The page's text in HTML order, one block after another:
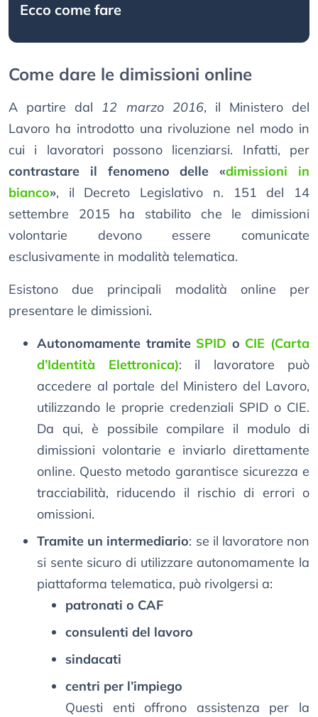
Ecco come fare
Come dare le dimissioni online
A partire dal 12 marzo 2016, il Ministero del
Lavoro ha introdotto una rivoluzione nel modo in
cui i lavoratori possono licenziarsi. Infatti, per
contrastare il fenomeno delle «dimissioni in
bianco», il Decreto Legislativo n. 151 del 14
settembre 2015 ha stabilito che le dimissioni
volontarie devono essere comunicate
esclusivamente in modalità telematica.
Esistono due principali modalità online per
presentare le dimissioni.
Autonomamente tramite SPID o CIE (Carta
d’Identità Elettronica): il lavoratore può
accedere al portale del Ministero del Lavoro,
utilizzando le proprie credenziali SPID o CIE.
Da qui, è possibile compilare il modulo di
dimissioni volontarie e inviarlo direttamente
online. Questo metodo garantisce sicurezza e
tracciabilità, riducendo il rischio di errori o
omissioni.
Tramite un intermediario: se il lavoratore non
si sente sicuro di utilizzare autonomamente la
piattaforma telematica, può rivolgersi a:
patronati o CAF
consulenti del lavoro
sindacati
centri per l’impiego
Questi enti offrono assistenza per la